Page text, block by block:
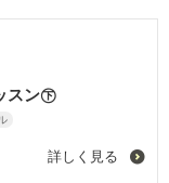
スン㊦
詳しく見る